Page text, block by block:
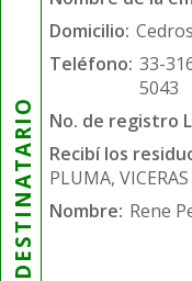
DESTINATARIO
Domicilio:
Teléfono: 33-
5043
No. de registro
Recibí los
PLUMA,
Nombre: Rene